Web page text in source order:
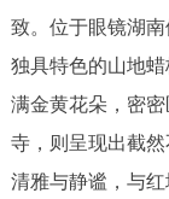
多语种
ENGLISH
DEUTSCH
致。位于眼镜湖
独具特色的山地
满金黄花朵，密
寺，则呈现出截
清雅与静谧，与红